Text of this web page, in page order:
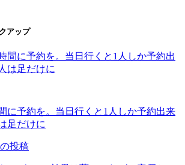
アップ
に予約を。当日行くと1人しか予約出来
足だけに
投稿